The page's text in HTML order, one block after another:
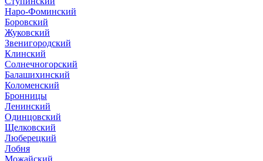
Наро-Фоминский
Боровский
Жуковский
Звенигородский
Клинский
Солнечногорский
Балашихинский
Коломенский
Бронницы
Ленинский
Одинцовский
Щелковский
Люберецкий
Лобня